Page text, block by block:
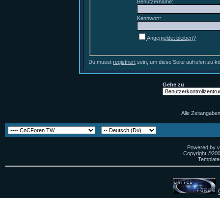
Benutzername:
Kennwort:
Angemeldet bleiben?
Du musst registriert sein, um diese Seite aufrufen zu
Gehe zu
Alle
Powered by
Copyright